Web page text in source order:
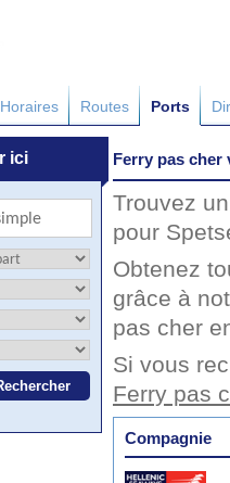
Horaires Routes Ports
Ferry pas cher
Trouvez
pour
Obtenez
grâce à
pas cher
Si vous
Ferry pas
Compagnie